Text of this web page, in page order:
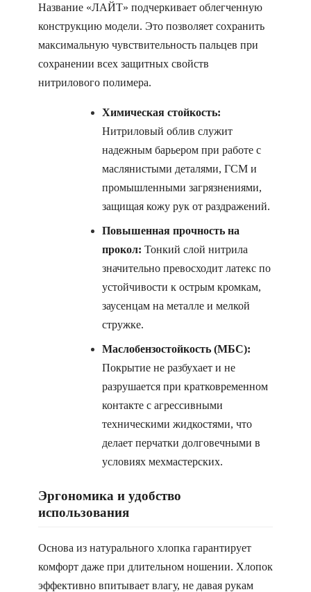
Название «ЛАЙТ» подчеркивает облегченную
конструкцию модели. Это позволяет сохранить
максимальную чувствительность пальцев при
сохранении всех защитных свойств
нитрилового полимера.
Химическая стойкость:
Нитриловый облив служит
надежным барьером при работе с
маслянистыми деталями, ГСМ и
промышленными загрязнениями,
защищая кожу рук от раздражений.
Повышенная прочность на
прокол: Тонкий слой нитрила
значительно превосходит латекс по
устойчивости к острым кромкам,
заусенцам на металле и мелкой
стружке.
Маслобензостойкость (МБС):
Покрытие не разбухает и не
разрушается при кратковременном
контакте с агрессивными
техническими жидкостями, что
делает перчатки долговечными в
условиях мехмастерских.
Эргономика и удобство
использования
Основа из натурального хлопка гарантирует
комфорт даже при длительном ношении. Хлопок
эффективно впитывает влагу, не давая рукам